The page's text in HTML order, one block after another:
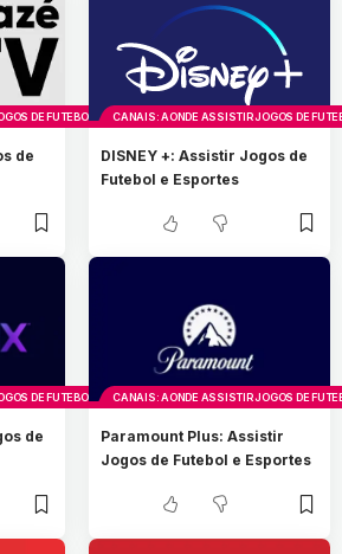
DE FUTEBOL E ESPORTES
de
CANAIS: AONDE ASSISTIR JOGOS DE
DISNEY +: Assistir Jogos de
Futebol e Esportes
DE FUTEBOL E ESPORTES
de
CANAIS: AONDE ASSISTIR JOGOS DE
Paramount Plus: Assistir
Jogos de Futebol e Esportes